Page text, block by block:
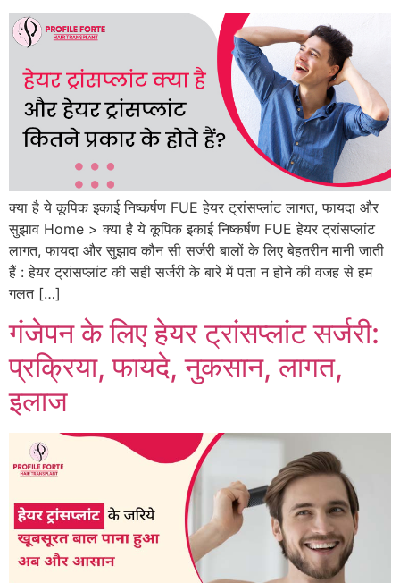
क्या है ये कूपिक इकाई निष्कर्षण FUE हेयर ट्रांसप्लांट लागत, फायदा और
सुझाव Home > क्या है ये कूपिक इकाई निष्कर्षण FUE हेयर ट्रांसप्लांट
लागत, फायदा और सुझाव कौन सी सर्जरी बालों के लिए बेहतरीन मानी जाती
हैं : हेयर ट्रांसप्लांट की सही सर्जरी के बारे में पता न होने की वजह से हम
गलत […]
गंजेपन के लिए हेयर ट्रांसप्लांट सर्जरी:
प्रक्रिया, फायदे, नुकसान, लागत,
इलाज